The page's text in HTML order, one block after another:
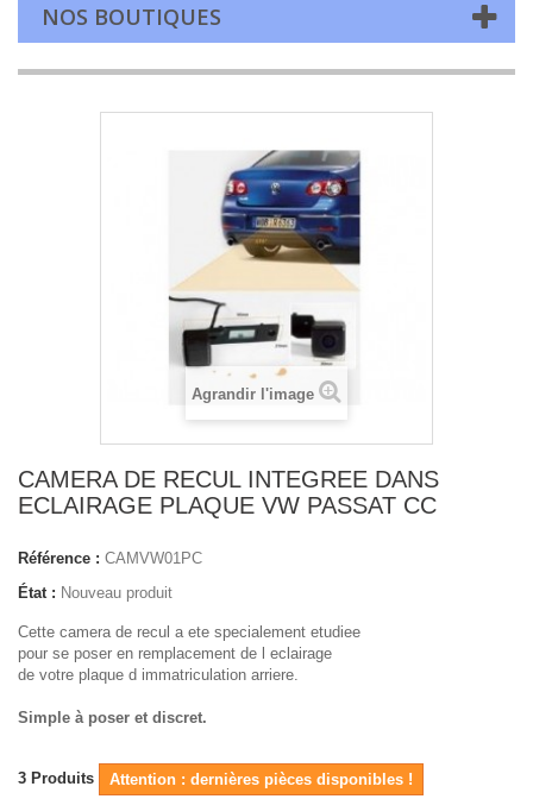
NOS BOUTIQUES
Agrandir l'image
CAMERA DE RECUL INTEGREE DANS
ECLAIRAGE PLAQUE VW PASSAT CC
Référence : CAMVW01PC
État : Nouveau produit
Cette camera de recul a ete specialement etudiee
pour se poser en remplacement de l eclairage
de votre plaque d immatriculation arriere.
Simple à poser et discret.
3 Produits Attention : dernières pièces disponibles !